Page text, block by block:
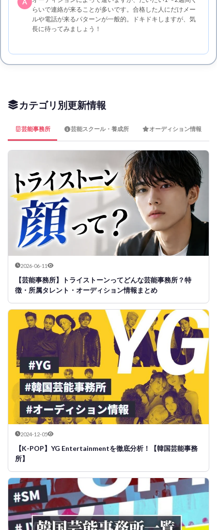
らいで連絡が来ることが多いです。合格した人にだけメー
ルや電話が来るパターンが一般的。ドキドキしますが、気
長に待ってみましょう！
カテゴリ別更新情報
芸能事務所 芸能スクール・養成所 オーディション情報
2026-06-11
【芸能事務所】トライストーンってどんな芸能事務所？特
徴・所属タレント・オーディション情報まとめ
2024-12-05
【K-POP】YG Entertainmentを徹底分析！【韓国芸能事務
所】